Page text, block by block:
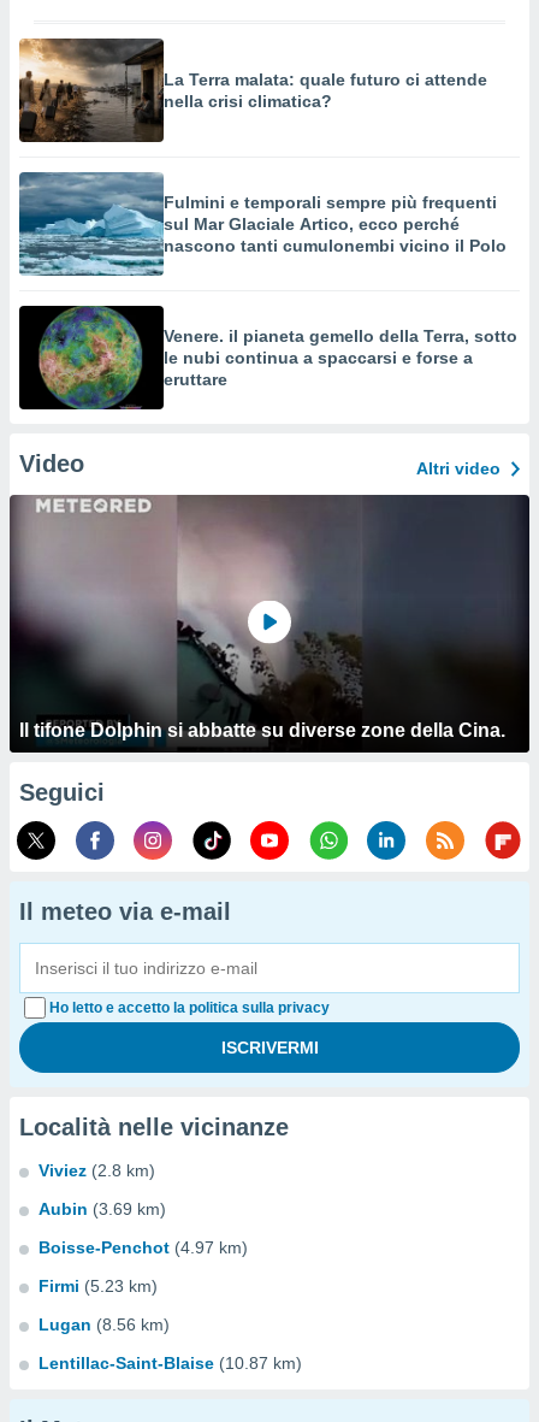
La Terra malata: quale futuro ci attende
nella crisi climatica?
Fulmini e temporali sempre più frequenti
sul Mar Glaciale Artico, ecco perché
nascono tanti cumulonembi vicino il Polo
Venere. il pianeta gemello della Terra, sotto
le nubi continua a spaccarsi e forse a
eruttare
Video Altri video
Il tifone Dolphin si abbatte su diverse zone della Cina.
Seguici
Il meteo via e-mail
Ho letto e accetto la politica sulla privacy
Località nelle vicinanze
Viviez (2.8 km)
Aubin (3.69 km)
Boisse-Penchot (4.97 km)
Firmi (5.23 km)
Lugan (8.56 km)
Lentillac-Saint-Blaise (10.87 km)